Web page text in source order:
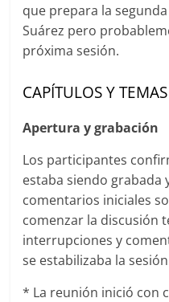
que prepara la
Suárez pero
próxima sesión.
CAPÍTULOS Y TEMAS
Apertura y grabación
Los participantes
estaba siendo grabada
comentarios iniciales
comenzar la discusión
interrupciones y
se estabilizaba la
* La reunión inició con